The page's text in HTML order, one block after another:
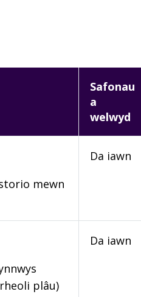
Safonau
a
welwyd
mewn
Da iawn
plâu)
Da iawn